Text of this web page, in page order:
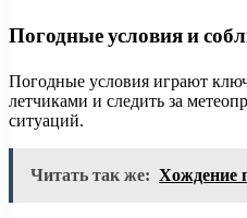
Погодные условия и
Погодные условия играют
летчиками и следить за
ситуаций.
Читать так же: Хождение